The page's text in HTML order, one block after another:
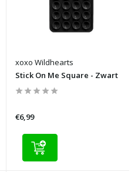
xoxo Wildhearts
Stick On Me Square - Zwart
€6,99